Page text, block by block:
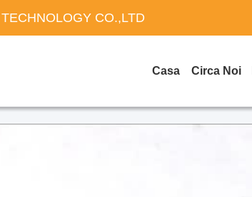
CO.,LTD
Casa Circa Noi